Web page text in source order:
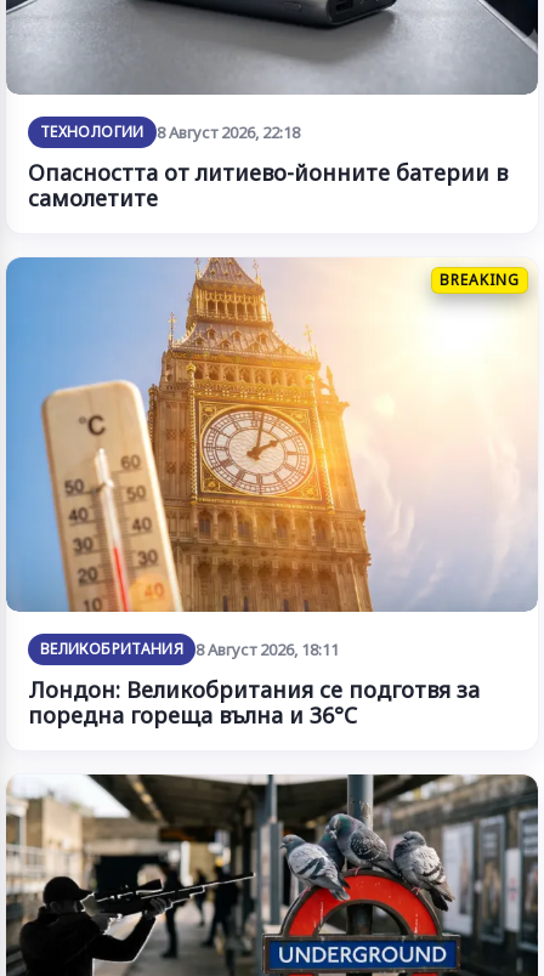
ТЕХНОЛОГИИ 8 Август 2026, 22:18
Опасността от литиево-йонните батерии в
самолетите
BREAKING
ВЕЛИКОБРИТАНИЯ 8 Август 2026, 18:11
Лондон: Великобритания се подготвя за
поредна гореща вълна и 36°C